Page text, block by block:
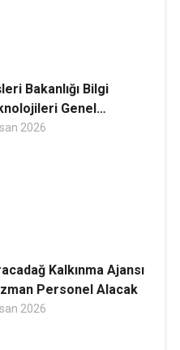
Bakanlığı Bilgi
Genel
11 Sözleşmeli
2026
Kalkınma Ajansı
Personel Alacak
2026